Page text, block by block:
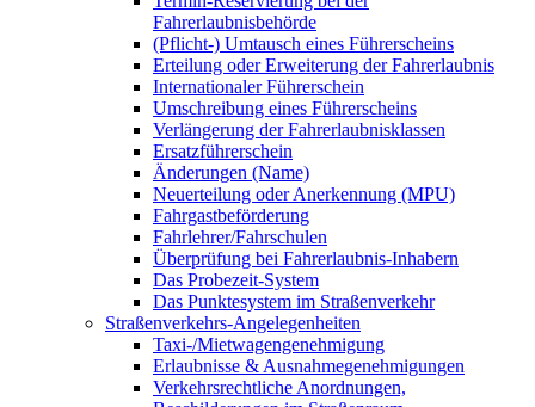
Fahrerlaubnisbehörde
(Pflicht-) Umtausch eines Führerscheins
Erteilung oder Erweiterung der Fahrerlaubnis
Internationaler Führerschein
Umschreibung eines Führerscheins
Verlängerung der Fahrerlaubnisklassen
Ersatzführerschein
Änderungen (Name)
Neuerteilung oder Anerkennung (MPU)
Fahrgastbeförderung
Fahrlehrer/Fahrschulen
Überprüfung bei Fahrerlaubnis-Inhabern
Das Probezeit-System
Das Punktesystem im Straßenverkehr
Straßenverkehrs-Angelegenheiten
Taxi-/Mietwagengenehmigung
Erlaubnisse & Ausnahmegenehmigungen
Verkehrsrechtliche Anordnungen,